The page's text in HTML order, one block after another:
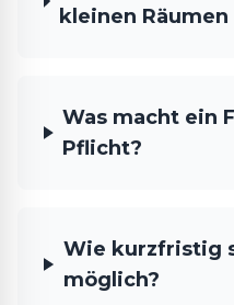
kleinen
Was macht ein
Pflicht?
Wie kurzfristig
möglich?